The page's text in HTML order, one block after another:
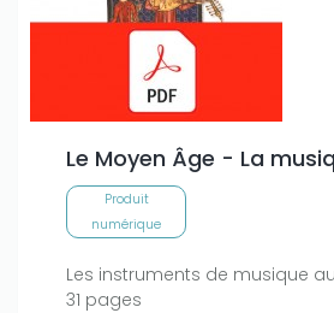
Le Moyen Âge - La
Produit
numérique
Les instruments de musique
31 pages